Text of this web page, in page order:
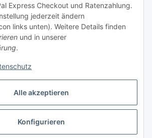
Vertrag widerrufen
Express Checkout und Ratenzahlung.
jederzeit ändern
links unten). Weitere Details finden
und in unserer
.
Alle akzeptieren
Konfigurieren